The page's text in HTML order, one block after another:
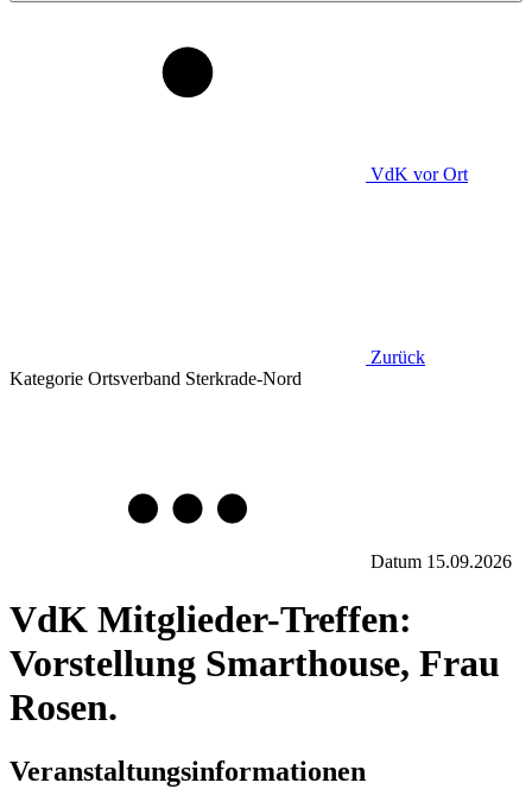
VdK vor Ort
Zurück
Kategorie Ortsverband Sterkrade-Nord
Datum 15.09.2026
VdK Mitglieder-Treffen:
Vorstellung Smarthouse, Frau
Rosen.
Veranstaltungsinformationen